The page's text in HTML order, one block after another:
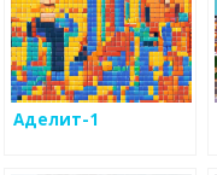
Аделит-1